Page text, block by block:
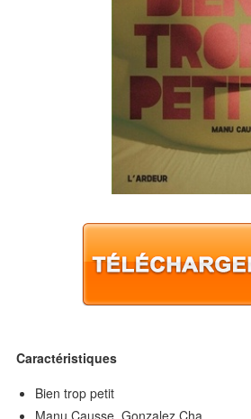
Caractéristiques
Bien trop petit
Manu Causse, Gonzalez Cha